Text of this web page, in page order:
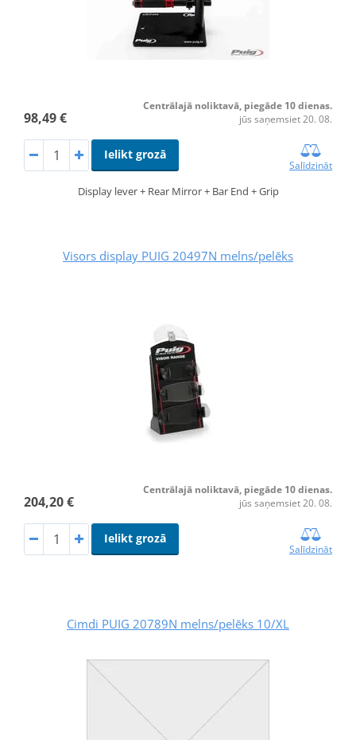
98,49 €
Centrālajā noliktavā, piegāde 10 dienas.
jūs saņemsiet 20. 08.
Ielikt grozā
Salīdzināt
Display lever + Rear Mirror + Bar End + Grip
Visors display PUIG 20497N melns/pelēks
204,20 €
Centrālajā noliktavā, piegāde 10 dienas.
jūs saņemsiet 20. 08.
Ielikt grozā
Salīdzināt
Cimdi PUIG 20789N melns/pelēks 10/XL